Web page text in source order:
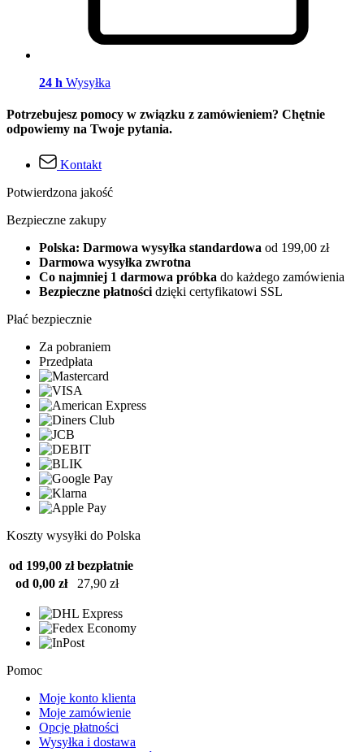
24 h Wysyłka
Potrzebujesz pomocy w związku z zamówieniem? Chętnie
odpowiemy na Twoje pytania.
Kontakt
Potwierdzona jakość
Bezpieczne zakupy
Polska: Darmowa wysyłka standardowa od 199,00 zł
Darmowa wysyłka zwrotna
Co najmniej 1 darmowa próbka do każdego zamówienia
Bezpieczne płatności dzięki certyfikatowi SSL
Płać bezpiecznie
Za pobraniem
Przedpłata
Koszty wysyłki do Polska
od 199,00 zł bezpłatnie
od 0,00 zł
27,90 zł
Pomoc
Moje konto klienta
Moje zamówienie
Opcje płatności
Wysyłka i dostawa